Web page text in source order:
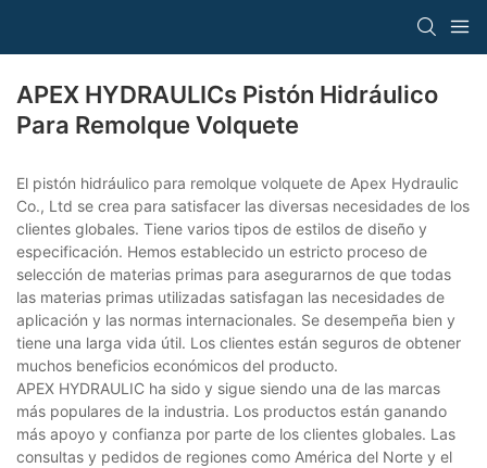
APEX HYDRAULICs Pistón Hidráulico
Para Remolque Volquete
El pistón hidráulico para remolque volquete de Apex Hydraulic
Co., Ltd se crea para satisfacer las diversas necesidades de los
clientes globales. Tiene varios tipos de estilos de diseño y
especificación. Hemos establecido un estricto proceso de
selección de materias primas para asegurarnos de que todas
las materias primas utilizadas satisfagan las necesidades de
aplicación y las normas internacionales. Se desempeña bien y
tiene una larga vida útil. Los clientes están seguros de obtener
muchos beneficios económicos del producto.
APEX HYDRAULIC ha sido y sigue siendo una de las marcas
más populares de la industria. Los productos están ganando
más apoyo y confianza por parte de los clientes globales. Las
consultas y pedidos de regiones como América del Norte y el